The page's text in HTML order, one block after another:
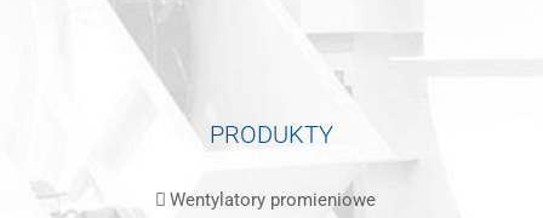
PRODUKTY
Wentylatory promieniowe